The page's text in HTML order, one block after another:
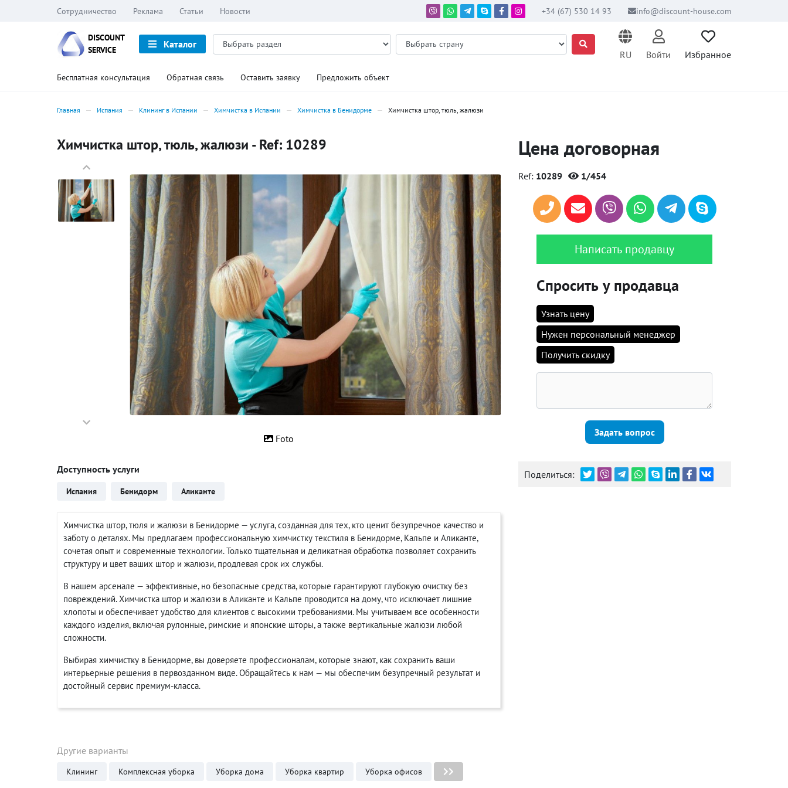
Сотрудничество Реклама Статьи Новости +34 (67) 530 14 93 info@discount-house.com
DISCOUNT
SERVICE
Каталог
RU
Войти Избранное
Бесплатная консультация Обратная связь Оставить заявку Предложить объект
Главная Испания Клининг в Испании Химчистка в Испании Химчистка в Бенидорме Химчистка штор, тюль, жалюзи
Химчистка штор, тюль, жалюзи - Ref: 10289
Foto
Доступность услуги
Испания Бенидорм Аликанте
Химчистка штор, тюля и жалюзи в Бенидорме — услуга, созданная для тех, кто ценит безупречное качество и
заботу о деталях. Мы предлагаем профессиональную химчистку текстиля в Бенидорме, Кальпе и Аликанте,
сочетая опыт и современные технологии. Только тщательная и деликатная обработка позволяет сохранить
структуру и цвет ваших штор и жалюзи, продлевая срок их службы.
В нашем арсенале — эффективные, но безопасные средства, которые гарантируют глубокую очистку без
повреждений. Химчистка штор и жалюзи в Аликанте и Кальпе проводится на дому, что исключает лишние
хлопоты и обеспечивает удобство для клиентов с высокими требованиями. Мы учитываем все особенности
каждого изделия, включая рулонные, римские и японские шторы, а также вертикальные жалюзи любой
сложности.
Выбирая химчистку в Бенидорме, вы доверяете профессионалам, которые знают, как сохранить ваши
интерьерные решения в первозданном виде. Обращайтесь к нам — мы обеспечим безупречный результат и
достойный сервис премиум-класса.
Цена договорная
Ref: 10289 1/454
Написать продавцу
Спросить у продавца
Узнать цену
Нужен персональный менеджер
Получить скидку
Задать вопрос
Поделиться:
Другие варианты
Клининг Комплексная уборка Уборка дома Уборка квартир Уборка офисов